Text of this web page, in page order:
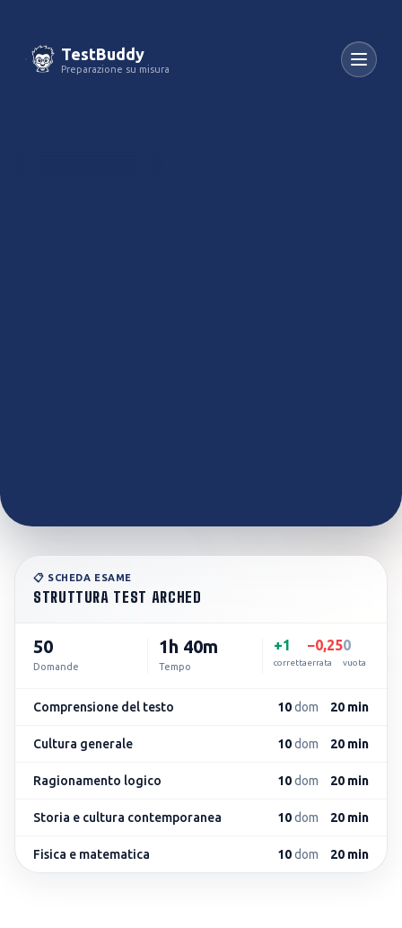
TestBuddy
Preparazione su misura
📋 SCHEDA ESAME
STRUTTURA TEST ARCHED
50
Domande
1h 40m
Tempo
+1
corretta
−0,25
errata
0
vuota
Comprensione del testo 10dom 20 min
Cultura generale 10dom 20 min
Ragionamento logico 10dom 20 min
Storia e cultura contemporanea 10dom 20 min
Fisica e matematica 10dom 20 min